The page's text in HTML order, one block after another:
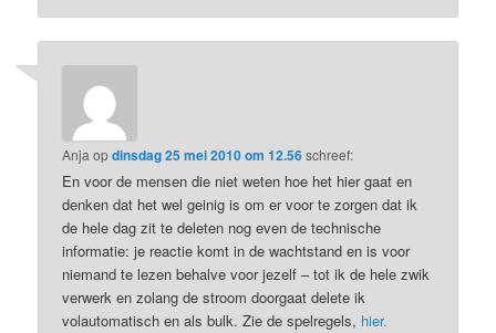
Anjaopdinsdag 25 mei 2010 om 12.56schreef:
En voor de mensen die niet weten hoe het hier gaat en
denken dat het wel geinig is om er voor te zorgen dat ik
de hele dag zit te deleten nog even de technische
informatie: je reactie komt in de wachtstand en is voor
niemand te lezen behalve voor jezelf – tot ik de hele zwik
verwerk en zolang de stroom doorgaat delete ik
volautomatisch en als bulk. Zie de spelregels, hier.